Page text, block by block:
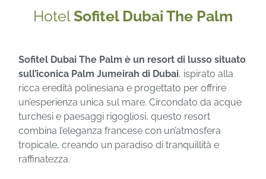
HotelSofitel Dubai The Palm
Sofitel Dubai The Palm è un resort di lusso situato
sull’iconica Palm Jumeirah di Dubai, ispirato alla
ricca eredità polinesiana e progettato per offrire
un’esperienza unica sul mare. Circondato da acque
turchesi e paesaggi rigogliosi, questo resort
combina l’eleganza francese con un’atmosfera
tropicale, creando un paradiso di tranquillità e
raffinatezza.